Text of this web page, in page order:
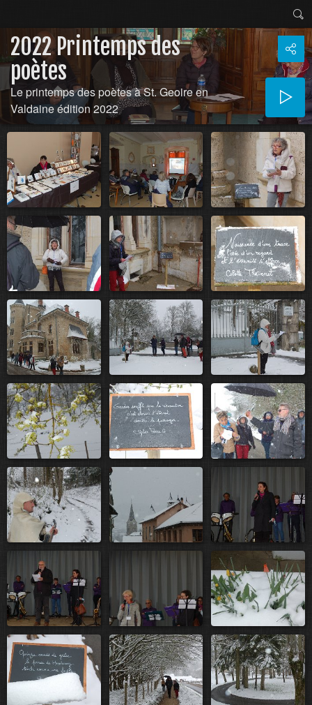
2022 Printemps des
poètes
Le printemps des poètes à St. Geoire en
Valdaine édition 2022